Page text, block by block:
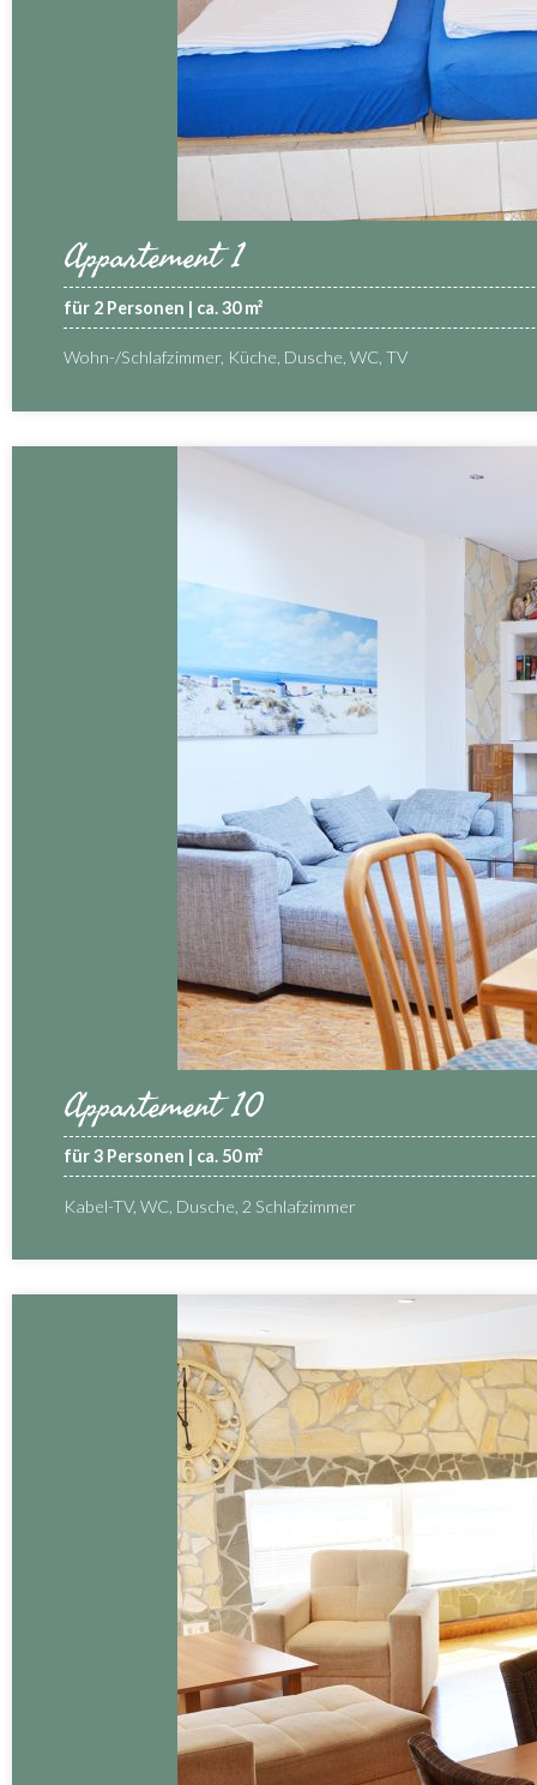
Appartement 1
für 2 Personen | ca. 30 m²
Wohn-/Schlafzimmer, Küche, Dusche, WC, TV
Appartement 10
für 3 Personen | ca. 50 m²
Kabel-TV, WC, Dusche, 2 Schlafzimmer